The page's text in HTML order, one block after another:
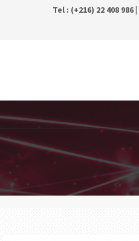
Tel : (+216) 22 408 986 |